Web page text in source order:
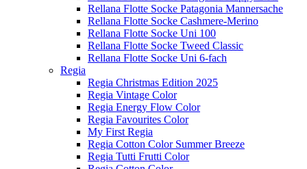
Rellana Flotte Socke Patagonia Mannersache
Rellana Flotte Socke Cashmere-Merino
Rellana Flotte Socke Uni 100
Rellana Flotte Socke Tweed Classic
Rellana Flotte Socke Uni 6-fach
Regia
Regia Christmas Edition 2025
Regia Vintage Color
Regia Energy Flow Color
Regia Favourites Color
My First Regia
Regia Cotton Color Summer Breeze
Regia Tutti Frutti Color